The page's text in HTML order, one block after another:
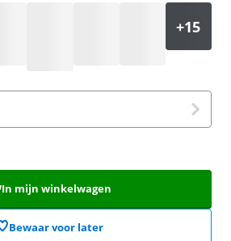
In mijn winkelwagen
Bewaar voor later